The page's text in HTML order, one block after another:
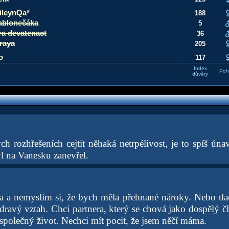
188
5
devatenact 36
205
117
Index
důvěry
rozhřešeních cejtit něhaká netrpélivost, je to spíš
Vanesku zanevřel.
a nemyslím si, že bych měla přehnané nároky. Nebo
vztah. Chci partnera, který se chová jako dospělý
život. Nechci mít pocit, že jsem něčí máma.